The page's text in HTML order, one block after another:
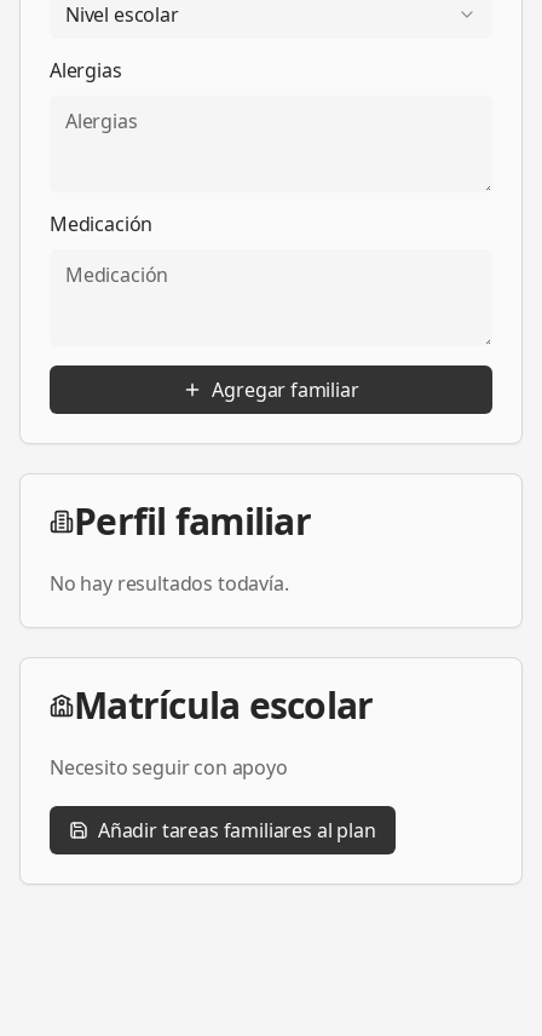
Nivel escolar
Alergias
Medicación
Agregar familiar
Perfil familiar
No hay resultados todavía.
Matrícula escolar
Necesito seguir con apoyo
Añadir tareas familiares al plan